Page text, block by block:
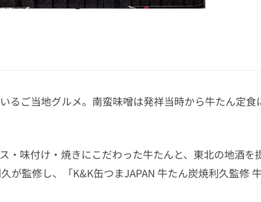
るご当地グルメ。南蛮味噌は発祥当時から牛たん定食
・味付け・焼きにこだわった牛たんと、東北の地酒を
が監修し、「K&K缶つまJAPAN 牛たん炭焼利久監修